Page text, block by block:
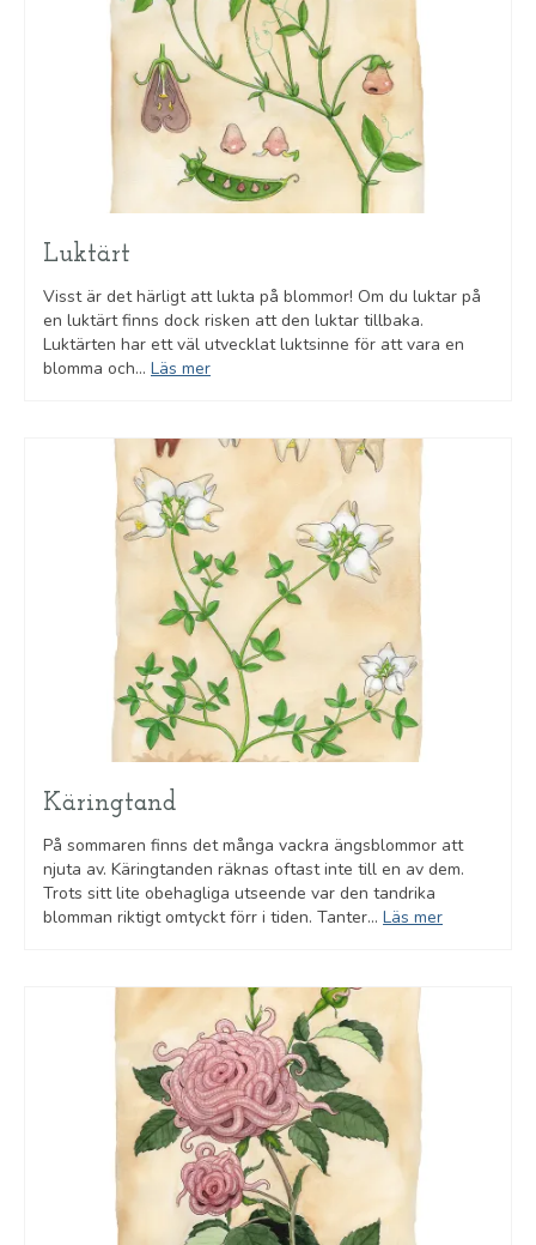
Luktärt
Visst är det härligt att lukta på blommor! Om du luktar på
en luktärt finns dock risken att den luktar tillbaka.
Luktärten har ett väl utvecklat luktsinne för att vara en
blomma och... Läs mer
Käringtand
På sommaren finns det många vackra ängsblommor att
njuta av. Käringtanden räknas oftast inte till en av dem.
Trots sitt lite obehagliga utseende var den tandrika
blomman riktigt omtyckt förr i tiden. Tanter... Läs mer